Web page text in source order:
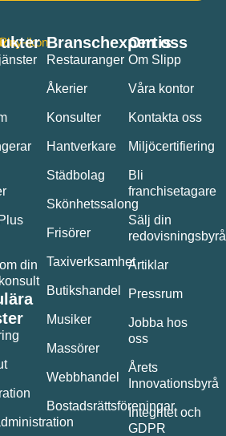
din
Branschexpertis
Restauranger
Åkerier
Konsulter
Hantverkare
Städbolag
Skönhetssalong
Frisörer
Taxiverksamhet
Butikshandel
Musiker
Massörer
Webbhandel
Bostadsrättsföreningar
Om oss
Om Slipp
Våra kontor
Kontakta oss
Miljöcertifiering
Bli
franchisetagare
Sälj din
redovisningsbyrå
Artiklar
Pressrum
Jobba hos
oss
Årets
Innovationsbyrå
Integritet och
GDPR